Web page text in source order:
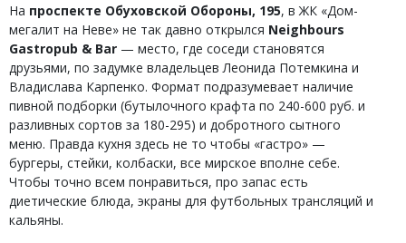
На проспекте Обуховской Обороны, 195, в ЖК «Дом-
мегалит на Неве» не так давно открылся Neighbours
Gastropub & Bar — место, где соседи становятся
друзьями, по задумке владельцев Леонида Потемкина и
Владислава Карпенко. Формат подразумевает наличие
пивной подборки (бутылочного крафта по 240-600 руб. и
разливных сортов за 180-295) и добротного сытного
меню. Правда кухня здесь не то чтобы «гастро» —
бургеры, стейки, колбаски, все мирское вполне себе.
Чтобы точно всем понравиться, про запас есть
диетические блюда, экраны для футбольных трансляций и
кальяны.